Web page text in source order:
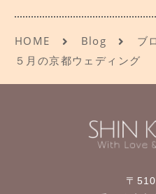
HOME Blog
ブ
５月の京都ウェディング
〒